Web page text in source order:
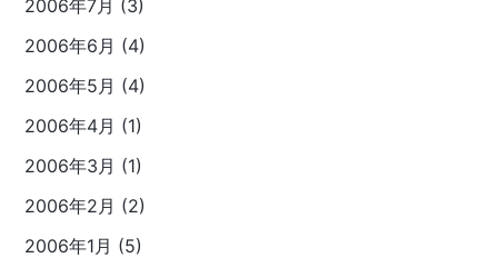
2006年7月 (3)
2006年6月 (4)
2006年5月 (4)
2006年4月 (1)
2006年3月 (1)
2006年2月 (2)
2006年1月 (5)